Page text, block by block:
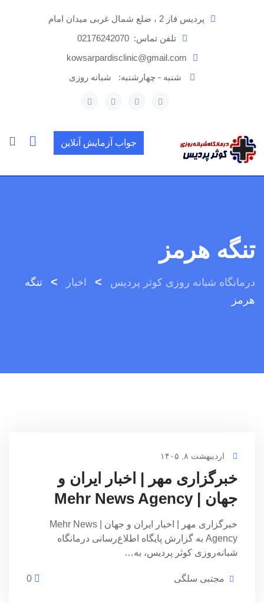
پردیس فاز 2 ، ضلع شمال غربی میدان امام
تلفن تماس:02176242070
kowsarpardisclinic@gmail.com
شنبه - چهارشنبه:
شبانه روزی
جواب آزمایش آنلاین
تنگه هرمز
درمانگاه شبانه روزی کوثر پردیس > اخبار >
تنگه
هرمز
اردیبهشت ۸, ۱۴۰۵
خبرگزاری مهر | اخبار ایران و
جهان | Mehr News Agency
خبرگزاری مهر | اخبار ایران و جهان | Mehr News
Agency به گزارش پایگاه اطلاع‌رسانی درمانگاه
شبانه‌روزی کوثر پردیس، به…
مجتبی سلگی